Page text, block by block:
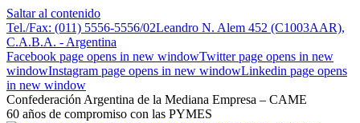
Saltar al contenido
Tel./Fax: (011) 5556-5556/02Leandro N. Alem 452 (C1003AAR),
C.A.B.A. - Argentina
Facebook page opens in new windowTwitter page opens in new
windowInstagram page opens in new windowLinkedin page opens
in new window
Confederación Argentina de la Mediana Empresa – CAME
60 años de compromiso con las PYMES